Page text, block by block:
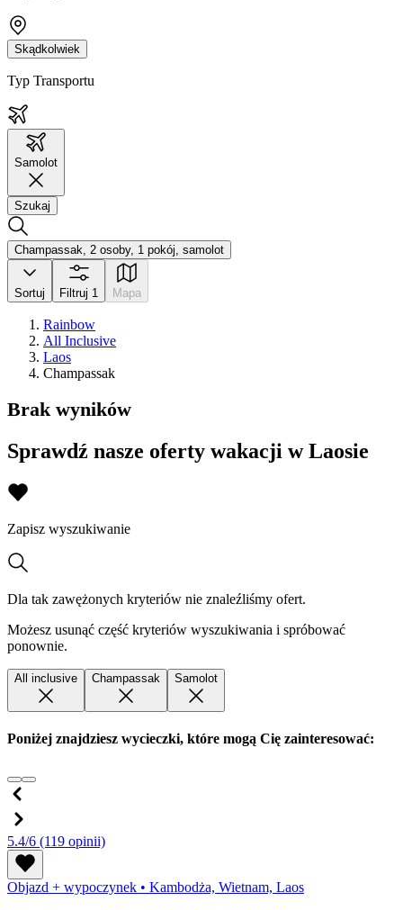
Skądkolwiek
Typ Transportu
Samolot
Szukaj
Champassak, 2 osoby, 1 pokój, samolot
Sortuj Filtruj 1 Mapa
Rainbow
All Inclusive
Laos
Champassak
Brak wyników
Sprawdź nasze oferty wakacji w Laosie
Zapisz wyszukiwanie
Dla tak zawężonych kryteriów nie znaleźliśmy ofert.
Możesz usunąć część kryteriów wyszukiwania i spróbować
ponownie.
All inclusive Champassak Samolot
Poniżej znajdziesz wycieczki, które mogą Cię zainteresować:
5.4/6 (119 opinii)
Objazd + wypoczynek • Kambodża, Wietnam, Laos